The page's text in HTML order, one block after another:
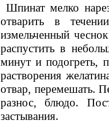
Шпинат мелко
отварить в
измельченный
распустить в
минут и подогреть,
растворения
отвар, перемешать.
разнос, блюдо.
застывания.